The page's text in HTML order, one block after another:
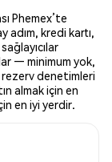
Phemex’te
adım, kredi kartı,
— minimum yok,
denetimleri
almak için en
en iyi yerdir.